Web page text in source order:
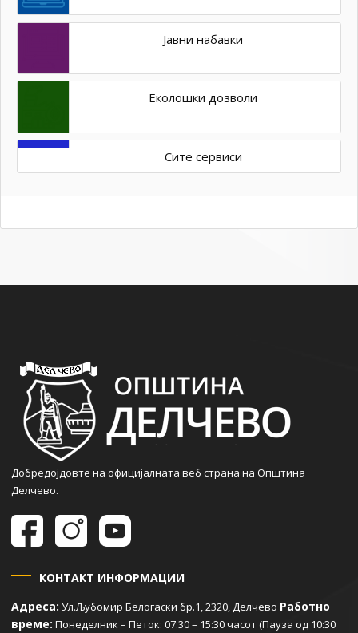
Јавни набавки
Еколошки дозволи
Сите сервиси
Добредојдовте на официјалната веб страна на Општина
Делчево.
КОНТАКТ ИНФОРМАЦИИ
Адреса: Ул.Љубомир Белогаски бр.1, 2320, Делчево Работно
време: Понеделник – Петок: 07:30 – 15:30 часот (Пауза од 10:30